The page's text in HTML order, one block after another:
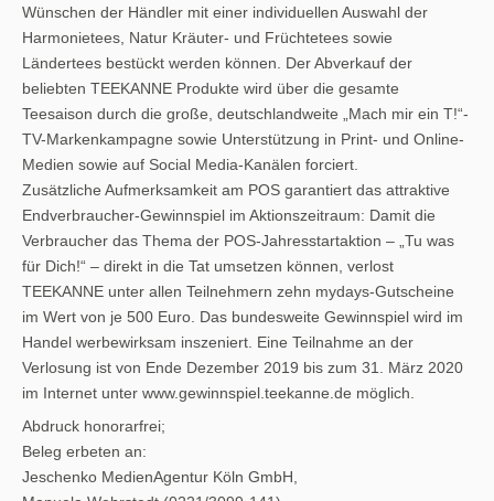
Wünschen der Händler mit einer individuellen Auswahl der
Harmonietees, Natur Kräuter- und Früchtetees sowie
Ländertees bestückt werden können. Der Abverkauf der
beliebten TEEKANNE Produkte wird über die gesamte
Teesaison durch die große, deutschlandweite „Mach mir ein T!“-
TV-Markenkampagne sowie Unterstützung in Print- und Online-
Medien sowie auf Social Media-Kanälen forciert.
Zusätzliche Aufmerksamkeit am POS garantiert das attraktive
Endverbraucher-Gewinnspiel im Aktionszeitraum: Damit die
Verbraucher das Thema der POS-Jahresstartaktion – „Tu was
für Dich!“ – direkt in die Tat umsetzen können, verlost
TEEKANNE unter allen Teilnehmern zehn mydays-Gutscheine
im Wert von je 500 Euro. Das bundesweite Gewinnspiel wird im
Handel werbewirksam inszeniert. Eine Teilnahme an der
Verlosung ist von Ende Dezember 2019 bis zum 31. März 2020
im Internet unter www.gewinnspiel.teekanne.de möglich.
Abdruck honorarfrei;
Beleg erbeten an:
Jeschenko MedienAgentur Köln GmbH,